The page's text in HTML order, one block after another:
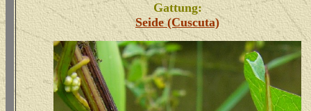
Gattung:
Seide (Cuscuta)